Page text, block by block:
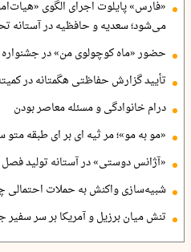
«فارس» پایلوت اجرای الگوی
می‌شود؛ سعدیه و حافظیه در آستانه
حضور «ماه کوچولوی من» در جشنواره
تأیید گزارش حفاظتی هگمتانه در
درام خانوادگی و مسئله معاصر بودن
«مو به مو»؛ مر ثیه ای بر ای طبقه
«آژانس دوستی» در آستانه تولید
شبیه‌سازی واکنش به حملات احتمالی
تنش میان برزیل و آمریکا بر سر سفیر